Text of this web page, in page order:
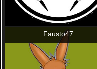
Fausto47